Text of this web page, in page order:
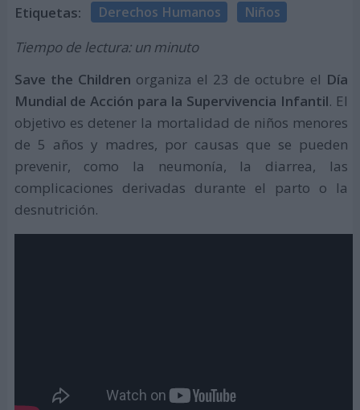
Etiquetas: Derechos Humanos Niños
Tiempo de lectura: un minuto
Save the Children organiza el 23 de octubre el Día
Mundial de Acción para la Supervivencia Infantil. El
objetivo es detener la mortalidad de niños menores
de 5 años y madres, por causas que se pueden
prevenir, como la neumonía, la diarrea, las
complicaciones derivadas durante el parto o la
desnutrición.